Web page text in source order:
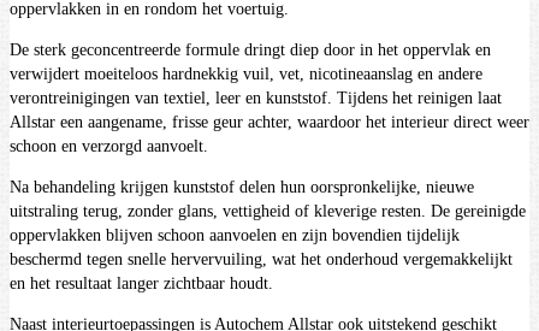
oppervlakken in en rondom het voertuig.
De sterk geconcentreerde formule dringt diep door in het oppervlak en
verwijdert moeiteloos hardnekkig vuil, vet, nicotineaanslag en andere
verontreinigingen van textiel, leer en kunststof. Tijdens het reinigen laat
Allstar een aangename, frisse geur achter, waardoor het interieur direct weer
schoon en verzorgd aanvoelt.
Na behandeling krijgen kunststof delen hun oorspronkelijke, nieuwe
uitstraling terug, zonder glans, vettigheid of kleverige resten. De gereinigde
oppervlakken blijven schoon aanvoelen en zijn bovendien tijdelijk
beschermd tegen snelle hervervuiling, wat het onderhoud vergemakkelijkt
en het resultaat langer zichtbaar houdt.
Naast interieurtoepassingen is Autochem Allstar ook uitstekend geschikt